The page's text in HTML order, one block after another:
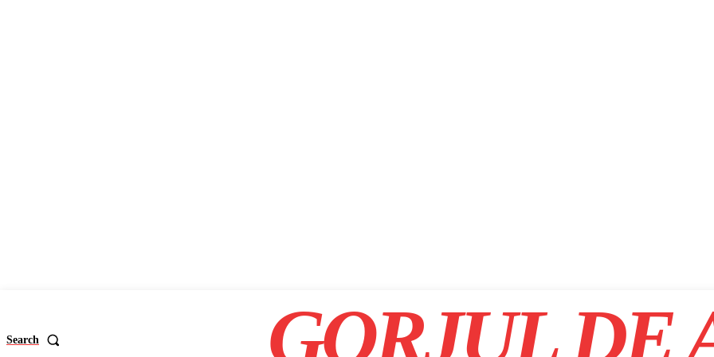
Search GORJUL DE